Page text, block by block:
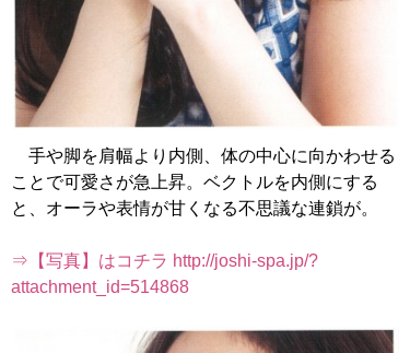
手や脚を肩幅より内側、体の中心に向かわせる
ことで可愛さが急上昇。ベクトルを内側にする
と、オーラや表情が甘くなる不思議な連鎖が。
⇒【写真】はコチラ http://joshi-spa.jp/?
attachment_id=514868